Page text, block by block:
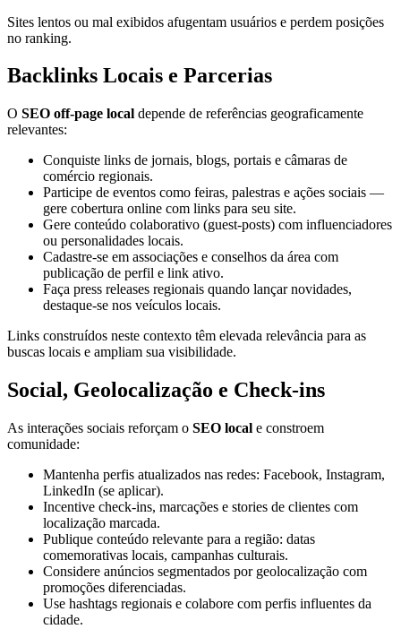
Sites lentos ou mal exibidos afugentam usuários e perdem posições
no ranking.
Backlinks Locais e Parcerias
O SEO off‑page local depende de referências geograficamente
relevantes:
Conquiste links de jornais, blogs, portais e câmaras de
comércio regionais.
Participe de eventos como feiras, palestras e ações sociais —
gere cobertura online com links para seu site.
Gere conteúdo colaborativo (guest‑posts) com influenciadores
ou personalidades locais.
Cadastre-se em associações e conselhos da área com
publicação de perfil e link ativo.
Faça press releases regionais quando lançar novidades,
destaque-se nos veículos locais.
Links construídos neste contexto têm elevada relevância para as
buscas locais e ampliam sua visibilidade.
Social, Geolocalização e Check‑ins
As interações sociais reforçam o SEO local e constroem
comunidade:
Mantenha perfis atualizados nas redes: Facebook, Instagram,
LinkedIn (se aplicar).
Incentive check‑ins, marcações e stories de clientes com
localização marcada.
Publique conteúdo relevante para a região: datas
comemorativas locais, campanhas culturais.
Considere anúncios segmentados por geolocalização com
promoções diferenciadas.
Use hashtags regionais e colabore com perfis influentes da
cidade.